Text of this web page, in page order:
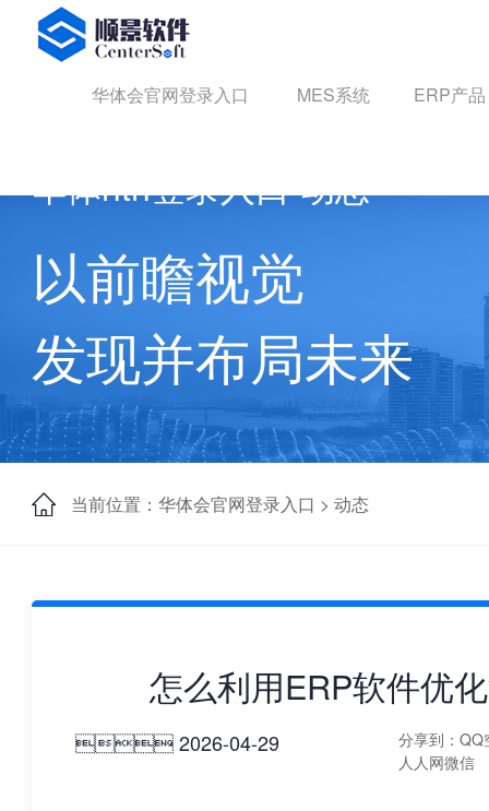
华体会官网登录入口
华体会官网登录入口 MES系统 ERP产品
华体hth登录入口 动态
以前瞻视觉
发现并布局未来
当前位置：华体会官网登录入口 > 动态
怎么利用ERP软件优
 2026-04-29 分享到： QQ
人人网微信